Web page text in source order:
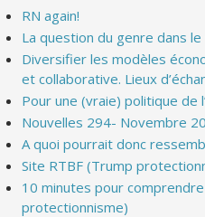
RN again!
La question du genre dans
Diversifier les modèles
et collaborative. Lieux
Pour une (vraie) politique de
Nouvelles 294- Novembre
A quoi pourrait donc
Site RTBF (Trump
10 minutes pour
protectionnisme)